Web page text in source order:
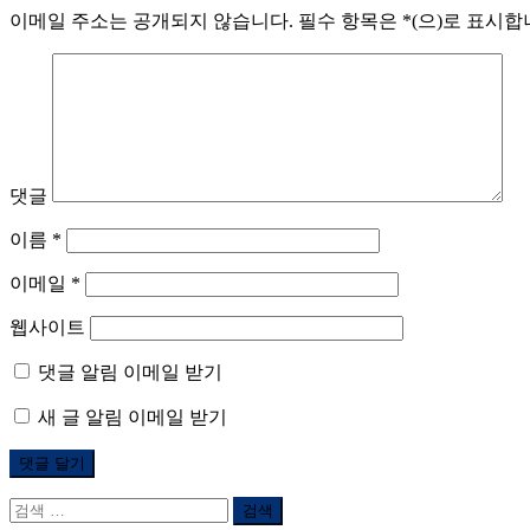
이메일 주소는 공개되지 않습니다. 필수 항목은 *(으)로 표시합
댓글
이름 *
이메일 *
웹사이트
댓글 알림 이메일 받기
새 글 알림 이메일 받기
검